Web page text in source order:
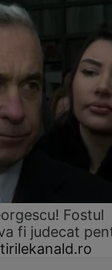
Fostul
fi judecat